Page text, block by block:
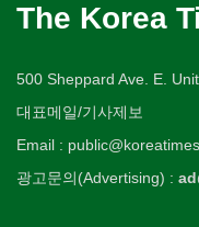
The Korea
500 Sheppard Ave. E.
대표메일/기사제보
Email :
광고문의(Advertising) :